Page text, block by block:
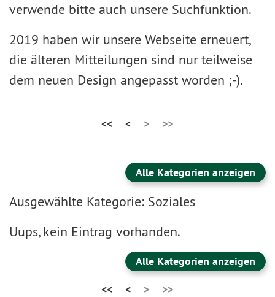
verwende bitte auch unsere Suchfunktion.
2019 haben wir unsere Webseite erneuert,
die älteren Mitteilungen sind nur teilweise
dem neuen Design angepasst worden ;-).
<< < > >>
Alle Kategorien anzeigen
Ausgewählte Kategorie: Soziales
Uups, kein Eintrag vorhanden.
Alle Kategorien anzeigen
<<
< > >>